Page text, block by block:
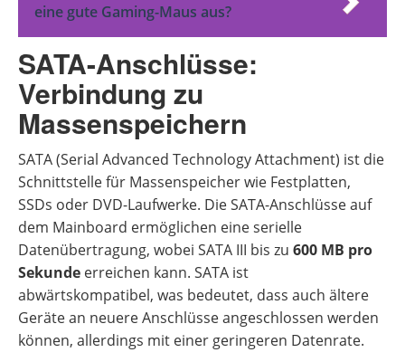
eine gute Gaming-Maus aus?
SATA-Anschlüsse:
Verbindung zu
Massenspeichern
SATA (Serial Advanced Technology Attachment) ist die
Schnittstelle für Massenspeicher wie Festplatten,
SSDs oder DVD-Laufwerke. Die SATA-Anschlüsse auf
dem Mainboard ermöglichen eine serielle
Datenübertragung, wobei SATA III bis zu 600 MB pro
Sekunde erreichen kann. SATA ist
abwärtskompatibel, was bedeutet, dass auch ältere
Geräte an neuere Anschlüsse angeschlossen werden
können, allerdings mit einer geringeren Datenrate.